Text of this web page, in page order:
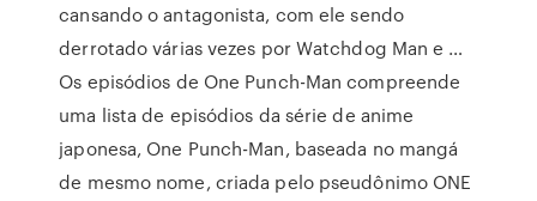
cansando o antagonista, com ele sendo
derrotado várias vezes por Watchdog Man e …
Os episódios de One Punch-Man compreende
uma lista de episódios da série de anime
japonesa, One Punch-Man, baseada no mangá
de mesmo nome, criada pelo pseudônimo ONE